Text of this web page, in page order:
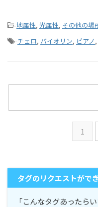
-地属性, 光属性, その他の場
-チェロ, バイオリン, ピアノ,
1
タグのリクエストができ
「こんなタグあったら